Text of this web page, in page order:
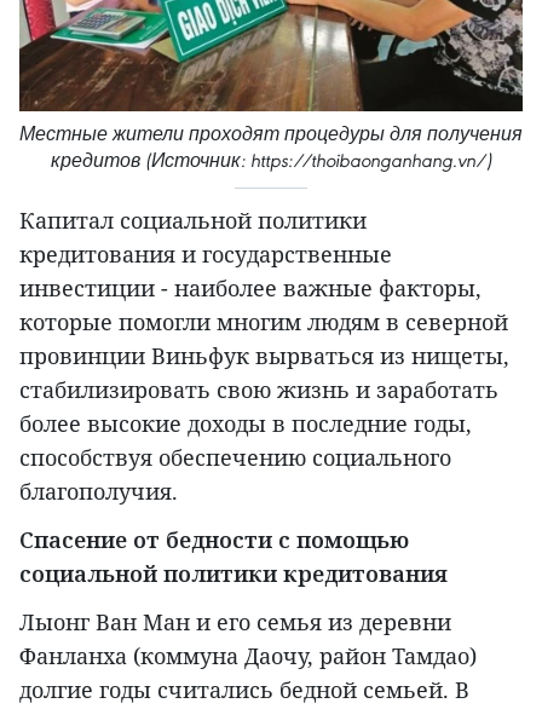
Местные жители проходят процедуры для получения
кредитов (Источник: https://thoibaonganhang.vn/)
Капитал социальной политики
кредитования и государственные
инвестиции - наиболее важные факторы,
которые помогли многим людям в северной
провинции Виньфук вырваться из нищеты,
стабилизировать свою жизнь и заработать
более высокие доходы в последние годы,
способствуя обеспечению социального
благополучия.
Спасение от бедности с помощью
социальной политики кредитования
Лыонг Ван Ман и его семья из деревни
Фанланха (коммуна Даочу, район Тамдао)
долгие годы считались бедной семьей. В